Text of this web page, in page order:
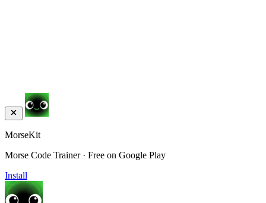
MorseKit
Morse Code Trainer · Free on Google Play
Install